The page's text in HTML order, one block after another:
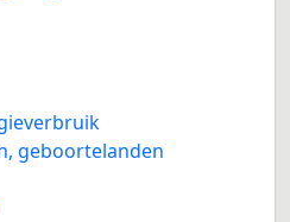
geboortelanden